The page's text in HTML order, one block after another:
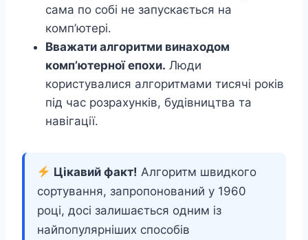
сама по собі не запускається на
комп’ютері.
Вважати алгоритми винаходом
комп’ютерної епохи. Люди
користувалися алгоритмами тисячі років
під час розрахунків, будівництва та
навігації.
Цікавий факт! Алгоритм швидкого
сортування, запропонований у 1960
році, досі залишається одним із
найпопулярніших способів